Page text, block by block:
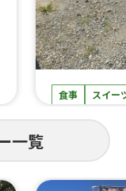
食事 スイー
okome
提供商品
丼ぶり、焼き
氷
一覧